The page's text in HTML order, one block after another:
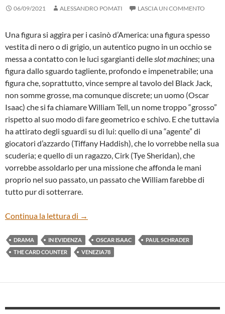
06/09/2021 ALESSANDRO POMATI LASCIA UN COMMENTO
Una figura si aggira per i casinò d’America: una figura spesso
vestita di nero o di grigio, un autentico pugno in un occhio se
messa a contatto con le luci sgargianti delleslot machines; una
figura dallo sguardo tagliente, profondo e impenetrabile; una
figura che, soprattutto, vince sempre al tavolo del Black Jack,
non somme grosse, ma comunque discrete; un uomo (Oscar
Isaac) che si fa chiamare William Tell, un nome troppo “grosso”
rispetto al suo modo di fare geometrico e schivo. E che tuttavia
ha attirato degli sguardi su di lui: quello di una “agente” di
giocatori d’azzardo (Tiffany Haddish), che lo vorrebbe nella sua
scuderia; e quello di un ragazzo, Cirk (Tye Sheridan), che
vorrebbe assoldarlo per una missione che affonda le mani
proprio nel suo passato, un passato che William farebbe di
tutto pur di sotterrare.
Continua la lettura di “THE CARD COUNTER” DI PAUL
→
DRAMA IN EVIDENZA OSCAR ISAAC
PAUL SCHRADER
THE CARD COUNTER
VENEZIA78